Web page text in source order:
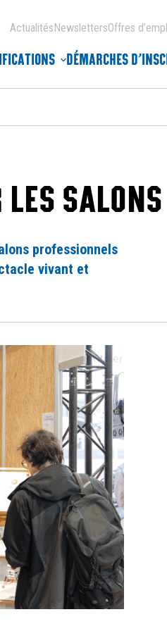
DÉMARCHES
ActualitésNewslettersOffres
LES
professionnels
vivant et